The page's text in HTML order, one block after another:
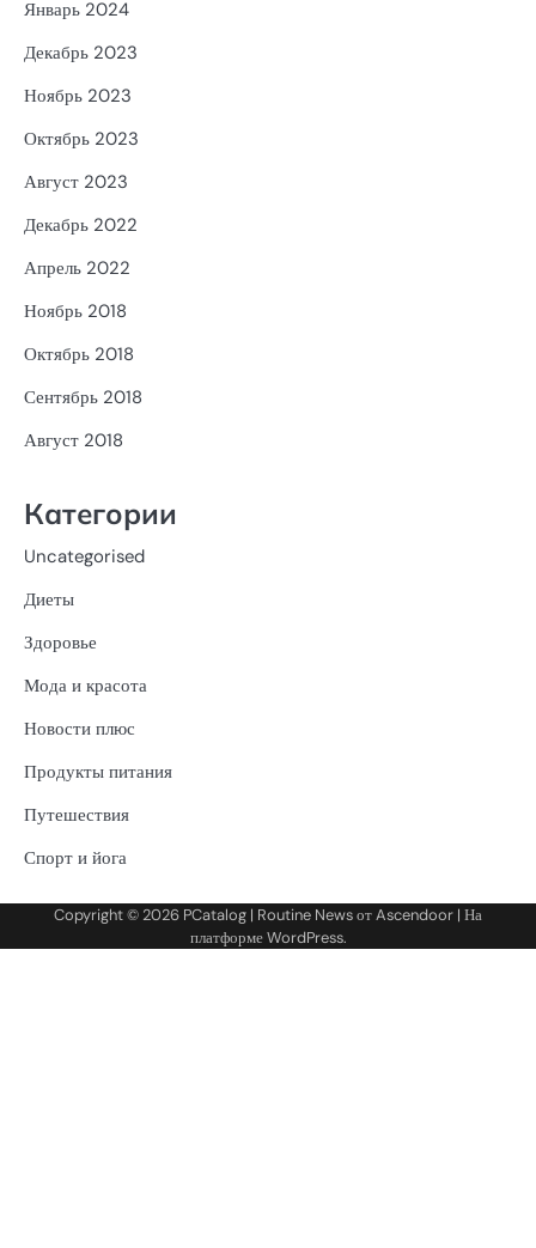
Январь 2024
Декабрь 2023
Ноябрь 2023
Октябрь 2023
Август 2023
Декабрь 2022
Апрель 2022
Ноябрь 2018
Октябрь 2018
Сентябрь 2018
Август 2018
Категории
Uncategorised
Диеты
Здоровье
Мода и красота
Новости плюс
Продукты питания
Путешествия
Спорт и йога
Copyright © 2026 PCatalog | Routine News отAscendoor | На
платформеWordPress.